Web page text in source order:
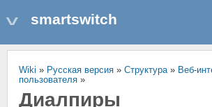
smartswitch
Wiki » Русская версия » Структура» Веб-
пользователя »
Диалпиры